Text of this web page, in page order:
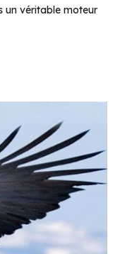
un véritable moteur